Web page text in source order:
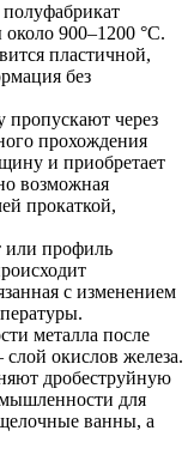
900–1200 °C.
пластичной,
без
пропускают через
прохождения
и приобретает
возможная
прокаткой,
или профиль
с изменением
металла после
окислов железа.
дробеструйную
для
ванны, а